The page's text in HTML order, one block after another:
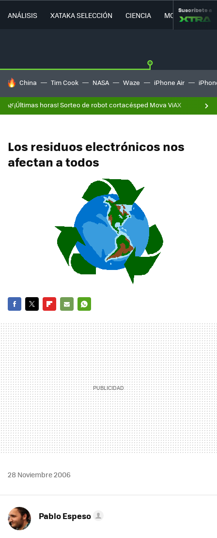
ANÁLISIS XATAKA SELECCIÓN CIENCIA MOVILIDAD
Suscríbete a
HOY SE HABLA DE
China Tim Cook NASA Waze iPhone Air
🌿¡Últimas horas! Sorteo de robot cortacésped Mova ViAX
Los residuos electrónicos nos
afectan a todos
MAIL
28 Noviembre 2006
Pablo Espeso